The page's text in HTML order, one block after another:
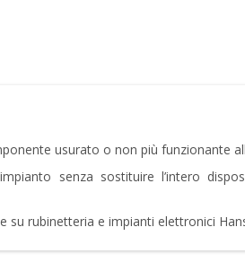
usurato o non più funzionante
senza sostituire l’intero
su rubinetteria e impianti elettronici